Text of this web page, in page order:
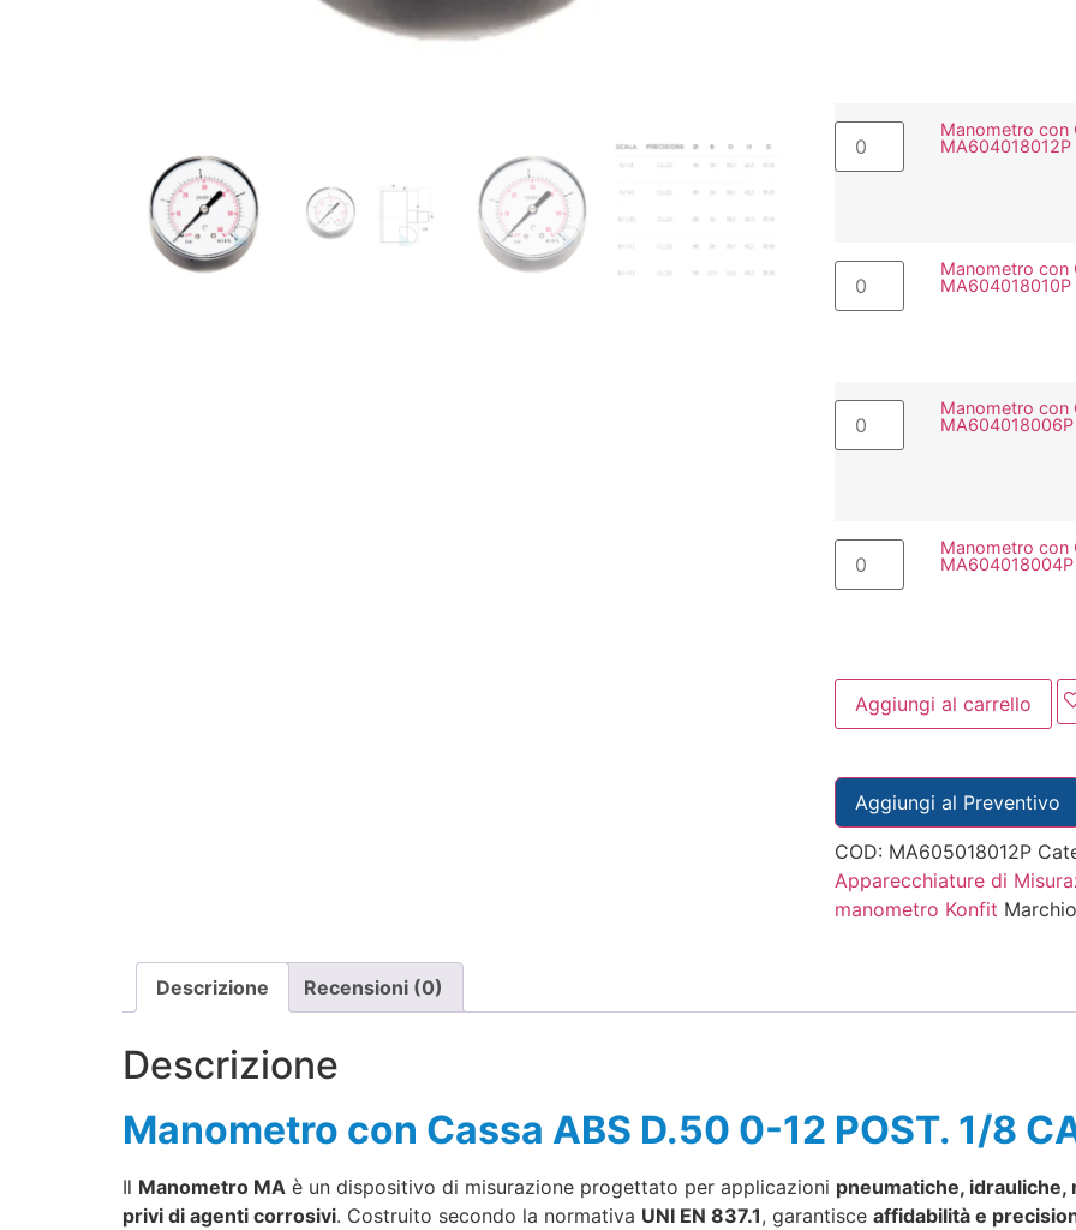
Manometro con
MA604018012P
Manometro con
MA604018010P
Manometro con
MA604018006P
Manometro con
MA604018004P
Aggiungi al carrello
Aggiungi al Preventivo
COD: MA605018012P
Apparecchiature di
manometro Konfit
Descrizione Recensioni (0)
Descrizione
Manometro con Cassa ABS D.50 0-12 POST. 1/8
Il Manometro MA è un dispositivo di misurazione progettato per applicazioni pneumatiche, idrauliche,
privi di agenti corrosivi. Costruito secondo la normativa UNI EN 837.1, garantisce affidabilità e